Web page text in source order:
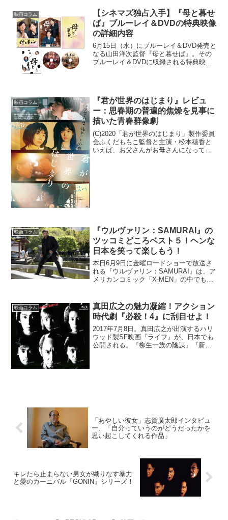
したが、「ああ、この本に書いてあるよ
うな知識があったらもっと...
映画コラム
【シネマズ独占入手】『母と暮せ
ば』ブルーレイ＆DVDの特典映像
の詳細内容
6月15日（水）にブルーレイ＆DVD発売と
なる山田洋次監督『母と暮せば』。その
ブルーレイ＆DVDに収録される特典映像
事は映画本編の詳...
映画コラム
『君が世界のはじまり』レビュ
ー：思春期の普遍的焦燥を見事に
描いた青春群像劇
(C)2020「君が世界のはじまり」製作委員
会ふくだももこ監督と主演・松本穂香と
いえば、お父さんがお母さんになってし
映画コラム
『ウルヴァリン：SAMURAI』の
ツッコミどころベスト５！ヘンな
日本を笑って楽しもう！
本日6月9日に金曜ロードショーで放送さ
れる『ウルヴァリン：SAMURAI』は、ア
メリカンコミック「X-MEN」の中でも特
です。本作の特徴は、なんと言っても舞
台が日本と...
映画コラム
真田広之の魅力凝縮！アクション
時代劇『必殺！4』に刮目せよ！
2017年7月8日。真田広之が出演するハリ
ウッド製SF映画『ライフ』が、日本でも
公開される。『柳生一族の陰謀』『新里
「あやしい彼女」志賀廣太郎インタビュ
ー、「自分っていうのがどうだったかを
思い起こしてくれる作品」
キレたら止まらない男女が織りなす暴力
と愛のカーニバル『GONIN』シリーズ！